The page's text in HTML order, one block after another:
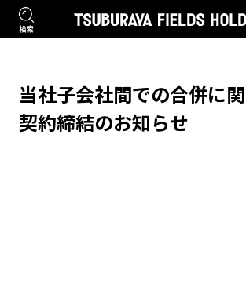
当社子会社間での合併に
契約締結のお知らせ